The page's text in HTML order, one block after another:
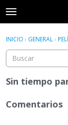
t
o
g
e
m
e
u
Acceder
INICIO › GENERAL›
Sin tiempo
Comentarios